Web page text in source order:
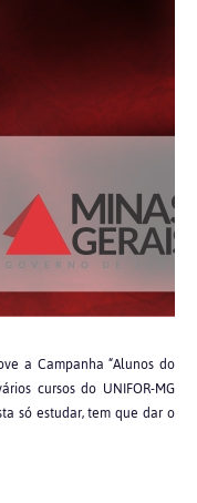
a Campanha “Alunos do
cursos do UNIFOR-MG
só estudar, tem que dar o